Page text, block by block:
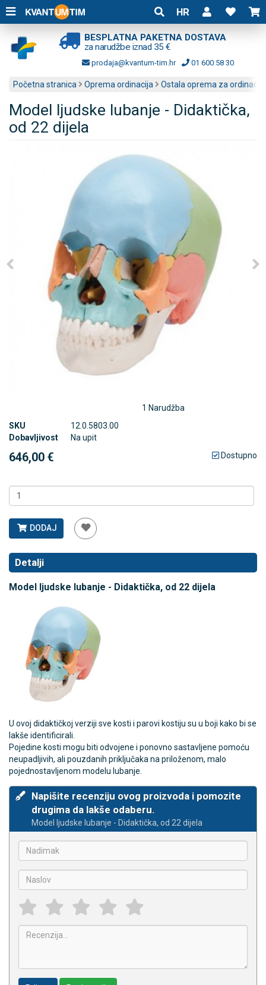
HR
BESPLATNA PAKETNA DOSTAVA
za narudžbe iznad 35 €
prodaja@kvantum-tim.hr 01 600 58 30
Početna stranica Oprema ordinacija Ostala oprema za ordinacije
Model ljudske lubanje - Didaktička,
od 22 dijela
1 Narudžba
SKU
12.0.5803.00
Dobavljivost
Na upit
646,00 € Dostupno
DODAJ
Detalji
Model ljudske lubanje - Didaktička, od 22 dijela
U ovoj didaktičkoj verziji sve kosti i parovi kostiju su u boji kako bi se
lakše identificirali.
Pojedine kosti mogu biti odvojene i ponovno sastavljene pomoću
neupadljivih, ali pouzdanih priključaka na priloženom, malo
pojednostavljenom modelu lubanje.
Napišite recenziju ovog proizvoda i pomozite
drugima da lakše odaberu.
Model ljudske lubanje - Didaktička, od 22 dijela